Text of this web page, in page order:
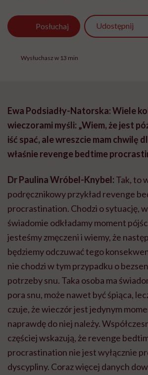
Posłuchaj Udostępnij
Wysłuchasz w 13 min
Ewa Podsiadły-Natorska: Wiele
wieczorami myśli: „Wiem, że jest
iść spać, ale wreszcie mam chwilę
właśnie revenge bedtime
Dr Paulina Wróbel-Knybel: Tak, to
podręcznikowy przykład revenge
procrastination. Chodzi o sytuację,
świadomie odkładamy moment
jesteśmy zmęczeni i wiemy, że
będziemy odczuwać tego
nie chodzi w tym przypadku o
potrzeby snu. Taka osoba ma
pora snu, może nawet być śpiąca,
czuje, że wieczór jest jedynym
naprawdę do niej należy.
częściej wskazują, że revenge
procrastination nie jest wyłącznie
dyscypliny. Coraz więcej danych